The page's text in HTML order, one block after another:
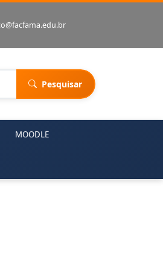
Pesquisar
MOODLE